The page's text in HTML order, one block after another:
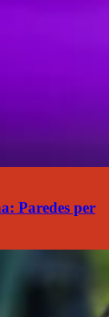
Paredes per